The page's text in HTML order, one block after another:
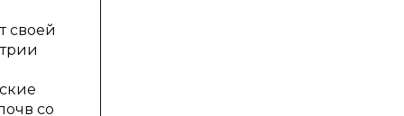
своей
со